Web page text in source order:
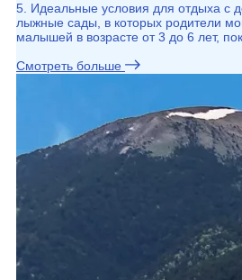
5. Идеальные условия для отдыха с
лыжные сады, в которых родители
малышей в возрасте от 3 до 6 лет,
Смотреть больше